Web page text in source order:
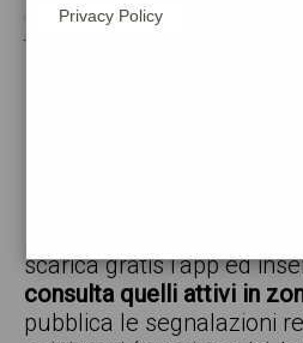
con quiinzona puoi
tuoi annunci per :
scarica gratis l'app ed
consulta quelli attivi in
pubblica le segnalazioni
Privacy Policy